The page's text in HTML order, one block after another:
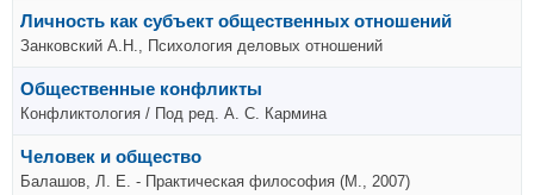
Личность как субъект общественных отношений
Занковский А.Н., Психология деловых отношений
Общественные конфликты
Конфликтология / Под ред. А. С. Кармина
Человек и общество
Балашов, Л. Е. - Практическая философия (М., 2007)